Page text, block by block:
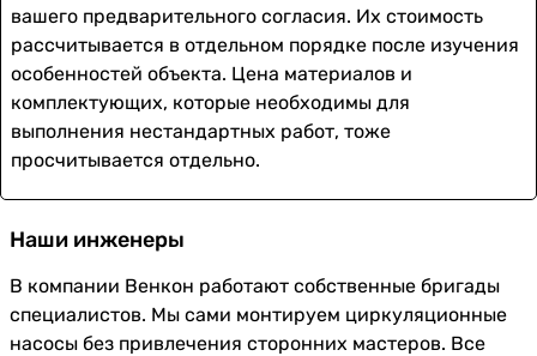
вашего предварительного согласия. Их стоимость
рассчитывается в отдельном порядке после изучения
особенностей объекта. Цена материалов и
комплектующих, которые необходимы для
выполнения нестандартных работ, тоже
просчитывается отдельно.
Наши инженеры
В компании Венкон работают собственные бригады
специалистов. Мы сами монтируем циркуляционные
насосы без привлечения сторонних мастеров. Все